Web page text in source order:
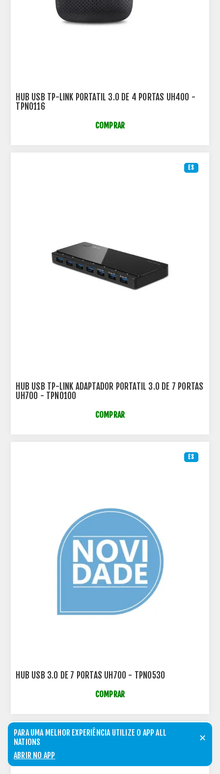
PARA UMA MELHOR EXPERIÊNCIA UTILIZE O APP ALL
NATIONS
✕
ABRIR NO APP
HUB USB TP-LINK PORTATIL 3.0 DE 4 PORTAS UH400 -
TPN0116
COMPRAR
ES
HUB USB TP-LINK ADAPTADOR PORTATIL 3.0 DE 7 PORTAS
UH700 - TPN0100
COMPRAR
ES
HUB USB 3.0 DE 7 PORTAS UH700 - TPN0530
COMPRAR